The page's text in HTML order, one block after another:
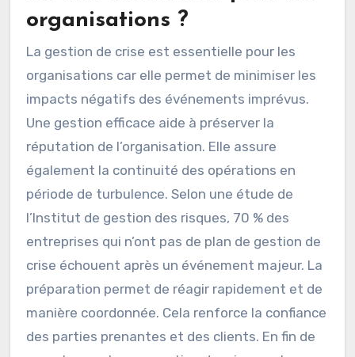
organisations ?
La gestion de crise est essentielle pour les
organisations car elle permet de minimiser les
impacts négatifs des événements imprévus.
Une gestion efficace aide à préserver la
réputation de l’organisation. Elle assure
également la continuité des opérations en
période de turbulence. Selon une étude de
l’Institut de gestion des risques, 70 % des
entreprises qui n’ont pas de plan de gestion de
crise échouent après un événement majeur. La
préparation permet de réagir rapidement et de
manière coordonnée. Cela renforce la confiance
des parties prenantes et des clients. En fin de